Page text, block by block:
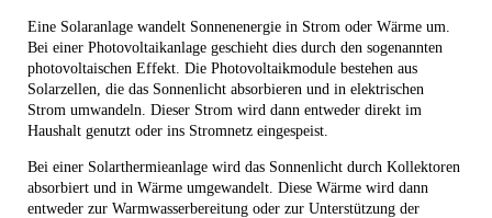
Eine Solaranlage wandelt Sonnenenergie in Strom oder Wärme um.
Bei einer Photovoltaikanlage geschieht dies durch den sogenannten
photovoltaischen Effekt. Die Photovoltaikmodule bestehen aus
Solarzellen, die das Sonnenlicht absorbieren und in elektrischen
Strom umwandeln. Dieser Strom wird dann entweder direkt im
Haushalt genutzt oder ins Stromnetz eingespeist.
Bei einer Solarthermieanlage wird das Sonnenlicht durch Kollektoren
absorbiert und in Wärme umgewandelt. Diese Wärme wird dann
entweder zur Warmwasserbereitung oder zur Unterstützung der